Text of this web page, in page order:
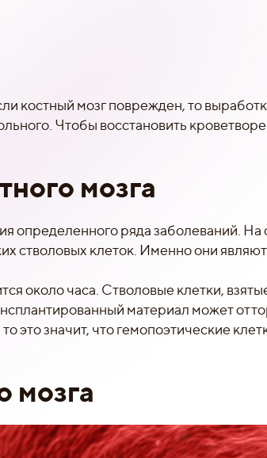
костный мозг поврежден, то
Чтобы восстановить
мозга
определенного ряда заболеваний. На
стволовых клеток. Именно они
около часа. Стволовые клетки,
материал может
это значит, что гемопоэтические
мозга